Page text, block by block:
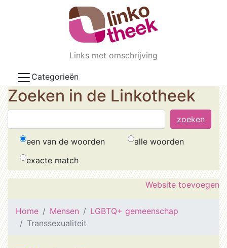
Skip to main content
Links met omschrijving
Categorieën
Zoeken in de Linkotheek
een van de woorden
alle woorden
exacte match
Website toevoegen
Home Mensen
LGBTQ+ gemeenschap
Transsexualiteit